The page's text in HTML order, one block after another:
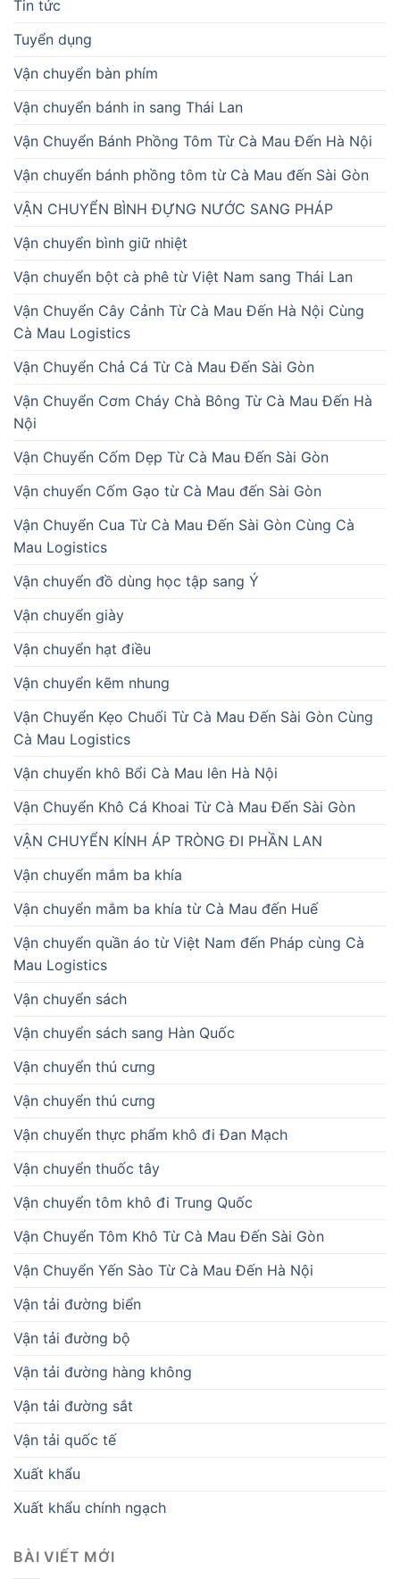
Tin tức
Tuyển dụng
Vận chuyển bàn phím
Vận chuyển bánh in sang Thái Lan
Vận Chuyển Bánh Phồng Tôm Từ Cà Mau Đến Hà Nội
Vận chuyển bánh phồng tôm từ Cà Mau đến Sài Gòn
VẬN CHUYỂN BÌNH ĐỰNG NƯỚC SANG PHÁP
Vận chuyển bình giữ nhiệt
Vận chuyển bột cà phê từ Việt Nam sang Thái Lan
Vận Chuyển Cây Cảnh Từ Cà Mau Đến Hà Nội Cùng
Cà Mau Logistics
Vận Chuyển Chả Cá Từ Cà Mau Đến Sài Gòn
Vận Chuyển Cơm Cháy Chà Bông Từ Cà Mau Đến Hà
Nội
Vận Chuyển Cốm Dẹp Từ Cà Mau Đến Sài Gòn
Vận chuyển Cốm Gạo từ Cà Mau đến Sài Gòn
Vận Chuyển Cua Từ Cà Mau Đến Sài Gòn Cùng Cà
Mau Logistics
Vận chuyển đồ dùng học tập sang Ý
Vận chuyển giày
Vận chuyển hạt điều
Vận chuyển kẽm nhung
Vận Chuyển Kẹo Chuối Từ Cà Mau Đến Sài Gòn Cùng
Cà Mau Logistics
Vận chuyển khô Bổi Cà Mau lên Hà Nội
Vận Chuyển Khô Cá Khoai Từ Cà Mau Đến Sài Gòn
VẬN CHUYỂN KÍNH ÁP TRÒNG ĐI PHẦN LAN
Vận chuyển mắm ba khía
Vận chuyển mắm ba khía từ Cà Mau đến Huế
Vận chuyển quần áo từ Việt Nam đến Pháp cùng Cà
Mau Logistics
Vận chuyển sách
Vận chuyển sách sang Hàn Quốc
Vận chuyển thú cưng
Vận chuyển thú cưng
Vận chuyển thực phẩm khô đi Đan Mạch
Vận chuyển thuốc tây
Vận chuyển tôm khô đi Trung Quốc
Vận Chuyển Tôm Khô Từ Cà Mau Đến Sài Gòn
Vận Chuyển Yến Sào Từ Cà Mau Đến Hà Nội
Vận tải đường biển
Vận tải đường bộ
Vận tải đường hàng không
Vận tải đường sắt
Vận tải quốc tế
Xuất khẩu
Xuất khẩu chính ngạch
BÀI VIẾT MỚI